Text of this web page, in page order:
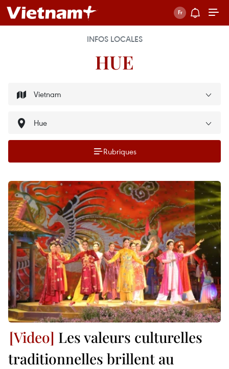
INFOS LOCALES
HUE
Rubriques
Les valeurs culturelles
traditionnelles brillent au